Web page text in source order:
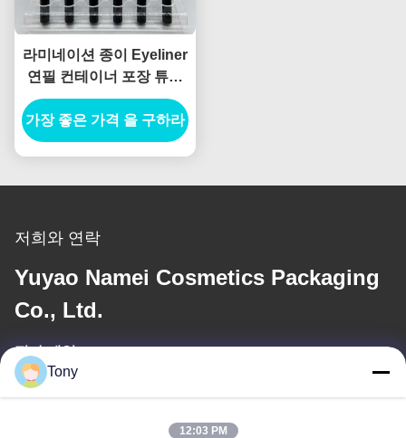
라미네이션 종이 Eyeliner
연필 컨테이너 포장 튜브
Eyeliner 튜브 주사
가장 좋은 가격 을 구하라
저희와 연락
Yuyao Namei Cosmetics Packaging
Co., Ltd.
전자 메일
Tony
12:03 PM